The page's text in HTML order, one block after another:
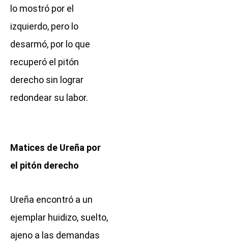
lo mostró por el
izquierdo, pero lo
desarmó, por lo que
recuperó el pitón
derecho sin lograr
redondear su labor.
Matices de Ureña por
el pitón derecho
Ureña encontró a un
ejemplar huidizo, suelto,
ajeno a las demandas